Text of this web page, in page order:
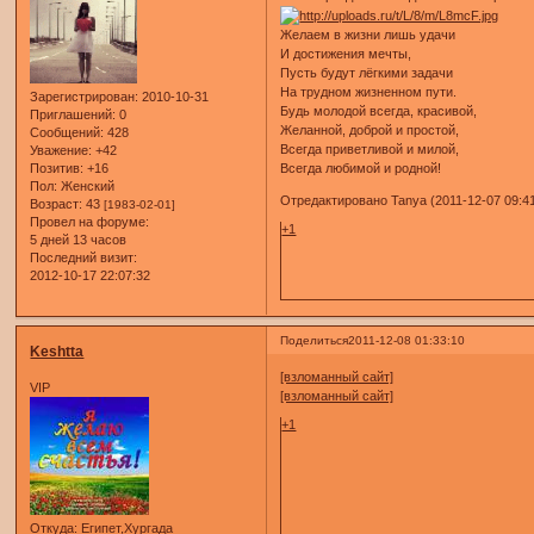
Зарегистрирован: 2010-10-31
Приглашений: 0
Сообщений: 428
Уважение: +42
Позитив: +16
Пол: Женский
Возраст: 43[1983-02-01]
Провел на форуме:
5 дней 13 часов
Последний визит:
2012-10-17 22:07:32
Желаем в жизни лишь удачи
И достижения мечты,
Пусть будут лёгкими задачи
Hа трудном жизненном пути.
Будь молодой всегда, красивой,
Желанной, доброй и простой,
Всегда приветливой и милой,
Всегда любимой и родной!
Отредактировано Tanya (2011-12-07
+1
Поделиться2011-12-08 01:33:10
Keshtta
VIP
Откуда: Египет,Хургада
[взломанный сайт]
[взломанный сайт]
+1